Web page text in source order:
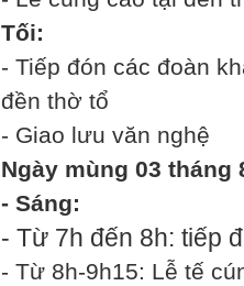
Tối:
- Tiếp đón các đoàn
đền thờ tổ
- Giao lưu văn nghệ
Ngày mùng 03 tháng
- Sáng:
- Từ 7h đến 8h: tiếp
- Từ 8h-9h15: Lễ tế